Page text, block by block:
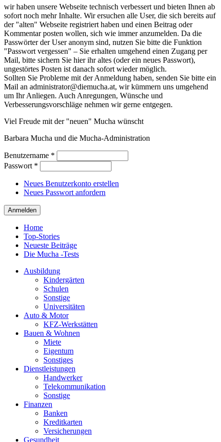
wir haben unsere Webseite technisch verbessert und bieten Ihnen ab
sofort noch mehr Inhalte. Wir ersuchen alle User, die sich bereits auf
der "alten" Webseite registriert haben und einen Beitrag oder
Kommentar posten wollen, sich wie immer anzumelden. Da die
Passwörter der User anonym sind, nutzen Sie bitte die Funktion
"Passwort vergessen" – Sie erhalten umgehend einen Zugang per
Mail, bitte sichern Sie hier ihr altes (oder ein neues Passwort),
ungestörtes Posten ist danach sofort wieder möglich.
Sollten Sie Probleme mit der Anmeldung haben, senden Sie bitte ein
Mail an administrator@diemucha.at, wir kümmern uns umgehend
um Ihr Anliegen. Auch Anregungen, Wünsche und
Verbesserungsvorschläge nehmen wir gerne entgegen.
Viel Freude mit der "neuen" Mucha wünscht
Barbara Mucha und die Mucha-Administration
Benutzername *
Passwort *
Neues Benutzerkonto erstellen
Neues Passwort anfordern
Home
Top-Stories
Neueste Beiträge
Die Mucha -Tests
Ausbildung
Kindergärten
Schulen
Sonstige
Universitäten
Auto & Motor
KFZ-Werkstätten
Bauen & Wohnen
Miete
Eigentum
Sonstiges
Dienstleistungen
Handwerker
Telekommunikation
Sonstige
Finanzen
Banken
Kreditkarten
Versicherungen
Gesundheit